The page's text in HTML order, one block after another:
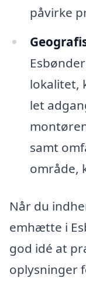
påvirke
lokalitet,
let
samt
område,
Når du
emhætte i
god idé at
oplysninger